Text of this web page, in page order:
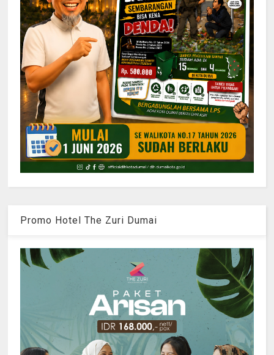
Promo Hotel The Zuri Dumai